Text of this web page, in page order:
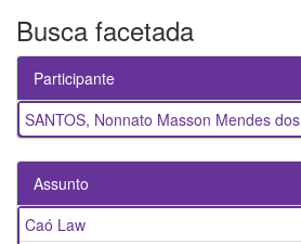
Busca facetada
Participante
SANTOS, Nonnato Masson Mendes dos
Assunto
Caó Law